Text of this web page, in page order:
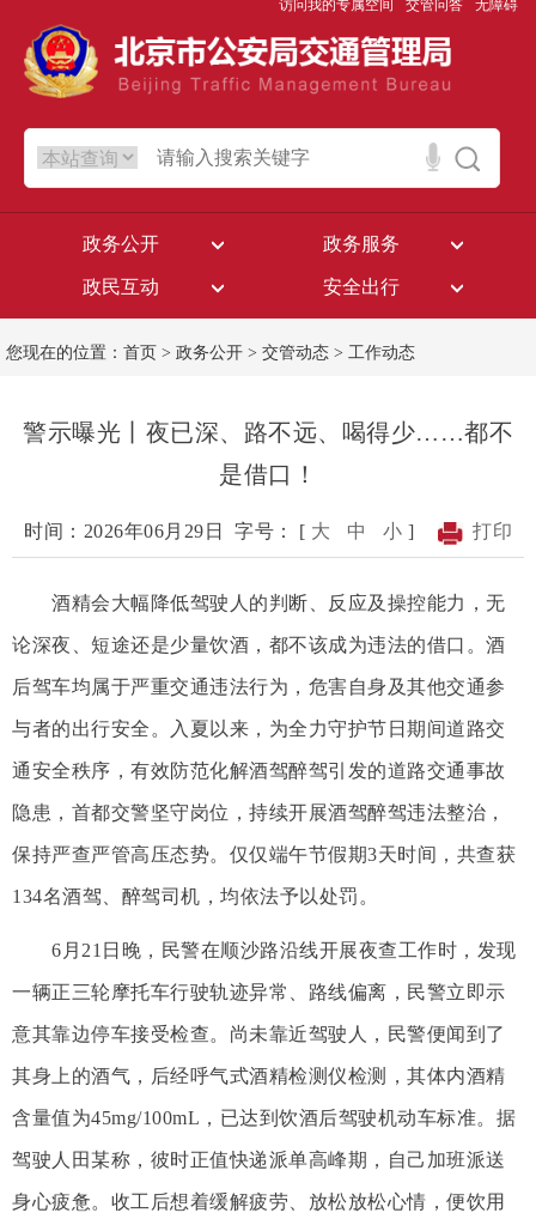
访问我的专属空间 交管问答 无障碍
政务公开 政务服务
政民互动 安全出行
您现在的位置： 首页 > 政务公开 > 交管动态 > 工作动态
警示曝光丨夜已深、路不远、喝得少……都不
是借口！
时间：2026年06月29日 字号： [ 大 中 小 ] 打印
酒精会大幅降低驾驶人的判断、反应及操控能力，无
论深夜、短途还是少量饮酒，都不该成为违法的借口。酒
后驾车均属于严重交通违法行为，危害自身及其他交通参
与者的出行安全。入夏以来，为全力守护节日期间道路交
通安全秩序，有效防范化解酒驾醉驾引发的道路交通事故
隐患，首都交警坚守岗位，持续开展酒驾醉驾违法整治，
保持严查严管高压态势。仅仅端午节假期3天时间，共查获
134名酒驾、醉驾司机，均依法予以处罚。
6月21日晚，民警在顺沙路沿线开展夜查工作时，发现
一辆正三轮摩托车行驶轨迹异常、路线偏离，民警立即示
意其靠边停车接受检查。尚未靠近驾驶人，民警便闻到了
其身上的酒气，后经呼气式酒精检测仪检测，其体内酒精
含量值为45mg/100mL，已达到饮酒后驾驶机动车标准。据
驾驶人田某称，彼时正值快递派单高峰期，自己加班派送
身心疲惫。收工后想着缓解疲劳、放松放松心情，便饮用